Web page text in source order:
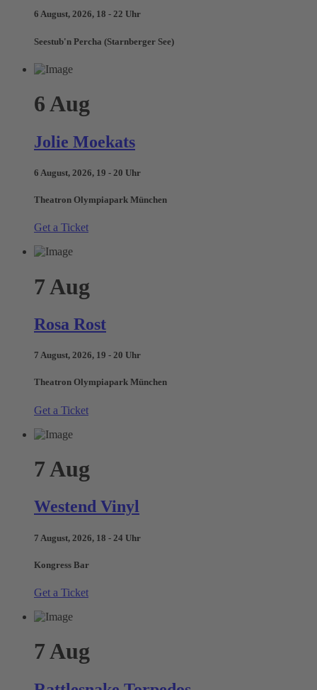
6 August, 2026, 18 - 22 Uhr
Seestub'n Percha (Starnberger See)
6 Aug
Jolie Moekats
6 August, 2026, 19 - 20 Uhr
Theatron Olympiapark München
Get a Ticket
7 Aug
Rosa Rost
7 August, 2026, 19 - 20 Uhr
Theatron Olympiapark München
Get a Ticket
7 Aug
Westend Vinyl
7 August, 2026, 18 - 24 Uhr
Kongress Bar
Get a Ticket
7Aug